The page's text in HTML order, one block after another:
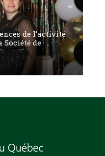
de l’activité
de